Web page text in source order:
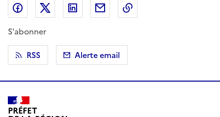
Partager sur Facebook
Partager sur X (anciennement Twitter)
Partager sur LinkedIn
Partager par email
S'abonner
RSS
Alerte email
PRÉFET